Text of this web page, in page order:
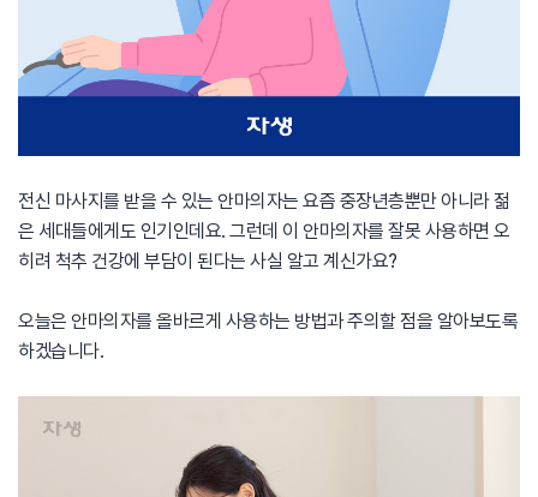
전신 마사지를 받을 수 있는 안마의자는 요즘 중장년층뿐만 아니라 젊
은 세대들에게도 인기인데요. 그런데 이 안마의자를 잘못 사용하면 오
히려 척추 건강에 부담이 된다는 사실 알고 계신가요?
오늘은 안마의자를 올바르게 사용하는 방법과 주의할 점을 알아보도록
하겠습니다.